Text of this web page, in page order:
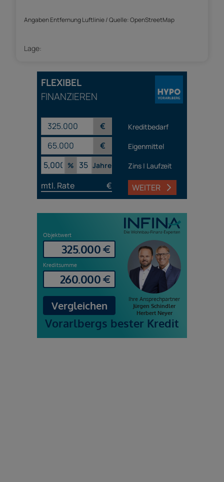
Angaben Entfernung Luftlinie / Quelle: OpenStreetMap
Lage:
FLEXIBEL
FINANZIEREN
€ Kreditbedarf
€
Eigenmittel
%
Jahre Zins | Laufzeit
mtl. Rate € WEITER